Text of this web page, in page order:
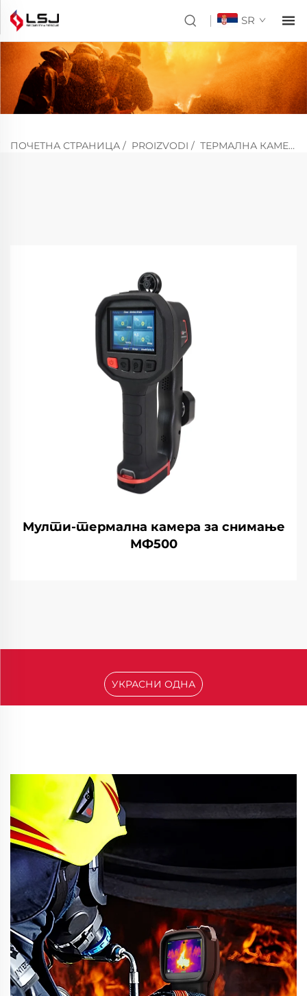
SR
ПОЧЕТНА СТРАНИЦА / PROIZVODI / ТЕРМАЛНА КАМЕРА ЗА ВАТРОГАСНЕ УРЕЂАЈЕ
Мулти-термална камера за снимање
МФ500
УКРАСНИ ОДНА